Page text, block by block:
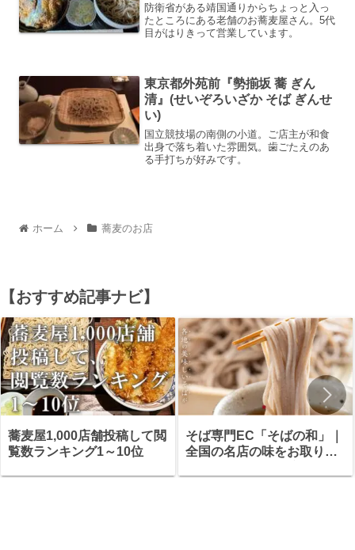
防衛省がある靖国通りからちょっと入っ
たところにある老舗のお蕎麦屋さん。5代
目がはりきって営業しています。
東京都外苑前『勢揃坂 蕎 ぎん
清』(せいぞろいざか そば ぎんせ
い)
国立競技場の南側の小道。ご店主が和食
出身で落ち着いた雰囲気。歯ごたえのあ
る手打ちが好みです。
ホーム 蕎麦のお店
【おすすめ記事ナビ】
蕎麦屋1,000店舗投稿して閲
覧数ランキング1～10位
そば専門EC「そばの和」｜
全国の名店の味をお取り寄